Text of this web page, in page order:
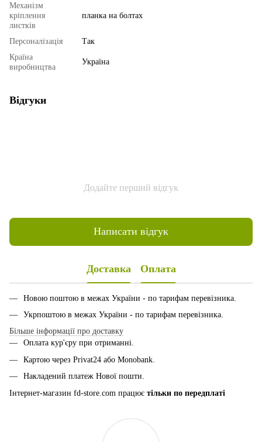
Механізм
кріплення
листків
планка на болтах
Персоналізація
Так
Країна
виробництва
Україна
Відгуки
Додайте перший відгук
Написати відгук
Доставка Оплата
Новою поштою в межах України - по тарифам перевізника.
Укрпоштою в межах України - по тарифам перевізника.
Більше інформації про доставку
Оплата кур'єру при отриманні.
Картою через Privat24 або Monobank.
Накладений платеж Нової пошти.
Інтернет-магазин fd-store.com працює тільки по передплаті